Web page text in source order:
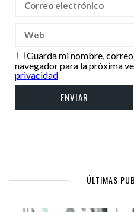
Guarda mi nombre,
navegador para la próxima
privacidad
ÚLTIMAS